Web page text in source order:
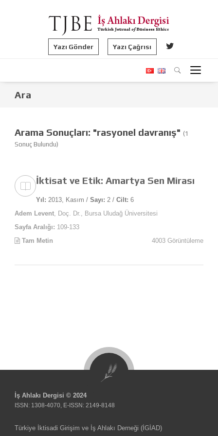
Yazı Gönder Yazı Çağrısı
Ara
Arama Sonuçları: "rasyonel davranış" (1
Sonuç Bulundu)
İktisat ve Etik: Amartya Sen Mirası
Yıl: 2013, Kasım / Sayı: 2 / Cilt: 6
Adem Levent , Doç. Dr., Bursa Uludağ Üniversitesi
Sayfa Aralığı: 109-133
Tam Metin
4003 Görüntüleme
İş Ahlakı Dergisi © 2024
ISSN: 1308-4070, E-ISSN: 2149-8148
Türkiye İktisadi Girişim ve İş Ahlakı Derneği (İGİAD)